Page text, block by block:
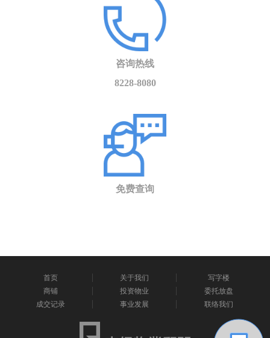
咨询热线
8228-8080
免费查询
首页 关于我们
写字楼
商铺
投资物业
委托放盘
成交记录
事业发展 联络我们